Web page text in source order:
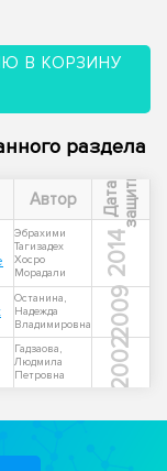
В КОРЗИНУ
раздела
Автор Д
а
т
а
з
а
щ
и
т ы
Эбрахими
Тагизадех
Хосро
Морадали
2014
Останина,
Надежда
Владимировна
2009
Гадзаова,
Людмила
Петровна
2002